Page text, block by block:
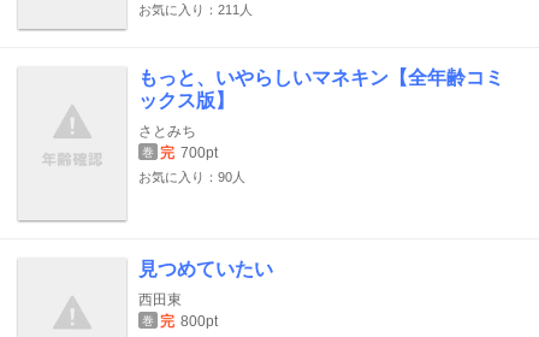
お気に入り：211人
もっと、いやらしいマネキン【全年齢コミ
ックス版】
さとみち
巻 完 700pt
お気に入り：90人
見つめていたい
西田東
巻 完 800pt